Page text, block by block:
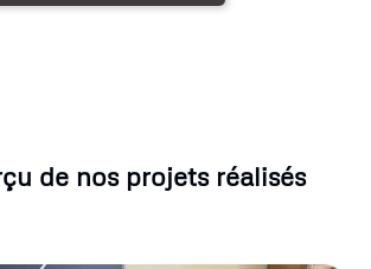
de nos projets réalisés